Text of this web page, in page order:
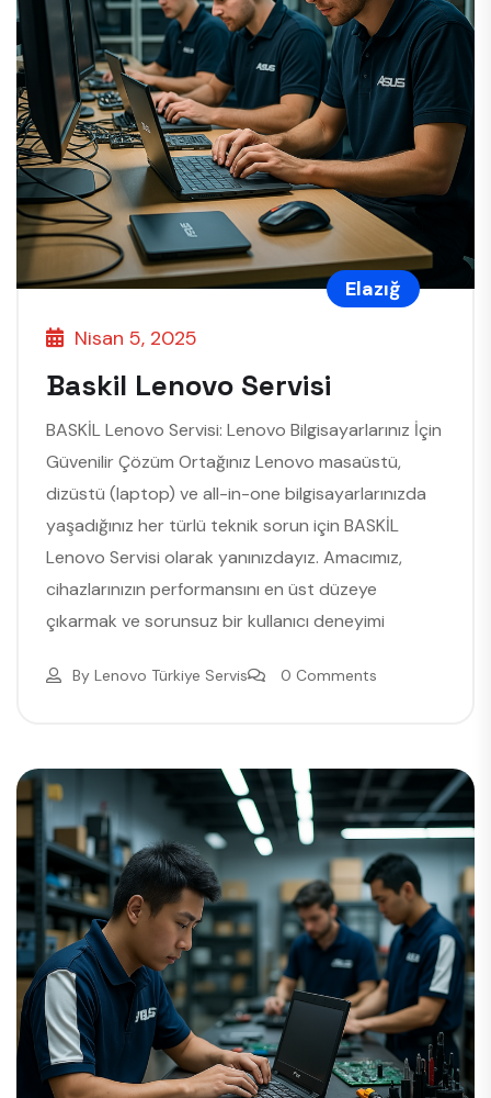
Elazığ
Nisan 5, 2025
Baskil Lenovo Servisi
BASKİL Lenovo Servisi: Lenovo Bilgisayarlarınız İçin
Güvenilir Çözüm Ortağınız Lenovo masaüstü,
dizüstü (laptop) ve all-in-one bilgisayarlarınızda
yaşadığınız her türlü teknik sorun için BASKİL
Lenovo Servisi olarak yanınızdayız. Amacımız,
cihazlarınızın performansını en üst düzeye
çıkarmak ve sorunsuz bir kullanıcı deneyimi
By Lenovo Türkiye Servis 0 Comments